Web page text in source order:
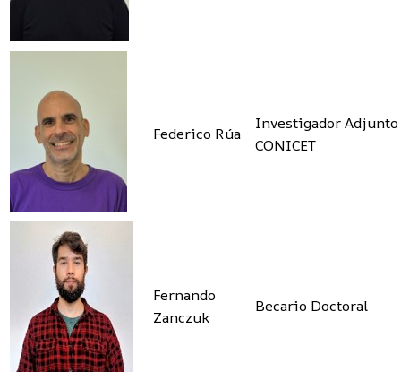
Federico Rúa
Investigador Adjunto
CONICET
Fernando
Zanczuk
Becario Doctoral